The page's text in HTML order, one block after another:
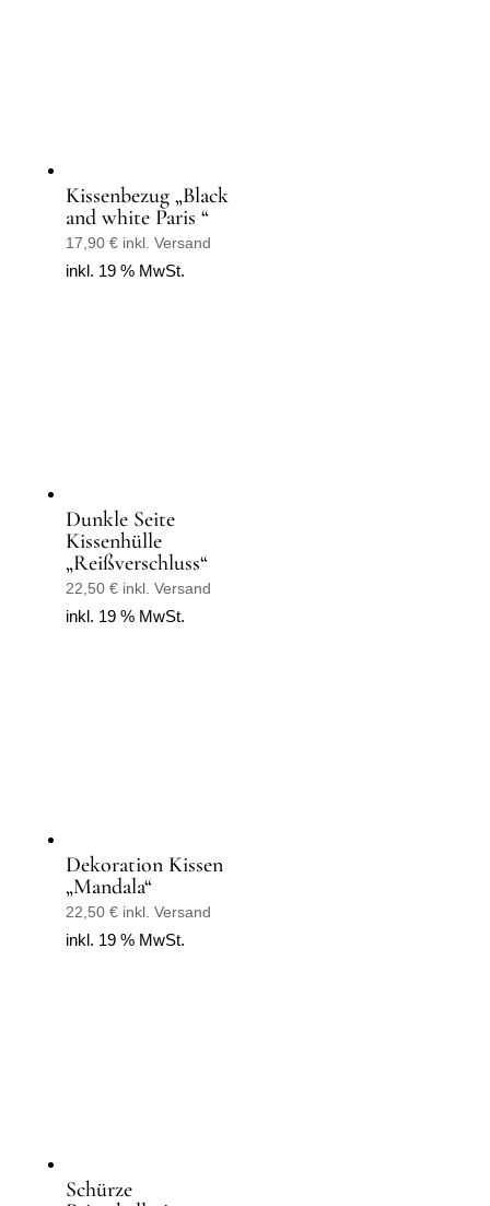
Kissenbezug „Black
and white Paris “
17,90 € inkl. Versand
inkl. 19 % MwSt.
Dunkle Seite
Kissenhülle
„Reißverschluss“
22,50 € inkl. Versand
inkl. 19 % MwSt.
Dekoration Kissen
„Mandala“
22,50 € inkl. Versand
inkl. 19 % MwSt.
Schürze